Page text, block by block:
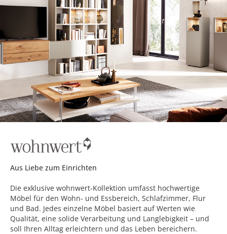
Aus Liebe zum Einrichten
Die exklusive wohnwert-Kollektion umfasst hochwertige
Möbel für den Wohn- und Essbereich, Schlafzimmer, Flur
und Bad. Jedes einzelne Möbel basiert auf Werten wie
Qualität, eine solide Verarbeitung und Langlebigkeit – und
soll Ihren Alltag erleichtern und das Leben bereichern.